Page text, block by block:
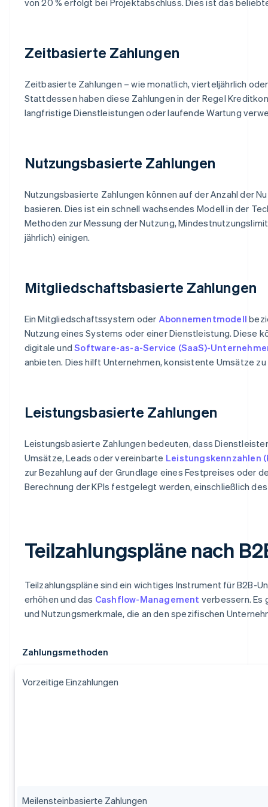
Zeitbasierte Zahlungen
Zeitbasierte Zahlungen – wie monatlich, vierteljährlich
Stattdessen haben diese Zahlungen in der Regel
langfristige Dienstleistungen oder laufende Wartung
Nutzungsbasierte Zahlungen
Nutzungsbasierte Zahlungen können auf der Anzahl der
basieren. Dies ist ein schnell wachsendes Modell in der
Methoden zur Messung der Nutzung,
jährlich) einigen.
Mitgliedschaftsbasierte Zahlungen
Ein Mitgliedschaftssystem oder Abonnementmodell
Nutzung eines Systems oder einer Dienstleistung. Diese
digitale undSoftware-as-a-Service (SaaS)-
anbieten. Dies hilft Unternehmen, konsistente Umsätze
Leistungsbasierte Zahlungen
Leistungsbasierte Zahlungen bedeuten, dass
Umsätze, Leads oder vereinbarte Leistungskennzahlen
zur Bezahlung auf der Grundlage eines Festpreises oder
Berechnung der KPIs festgelegt werden, einschließlich
Teilzahlungspläne nach
Teilzahlungspläne sind ein wichtiges Instrument für B2B-
erhöhen und das Cashflow-Management verbessern. Es
und Nutzungsmerkmale, die an den spezifischen
Zahlungsmethoden
Vorzeitige Einzahlungen
Meilensteinbasierte Zahlungen